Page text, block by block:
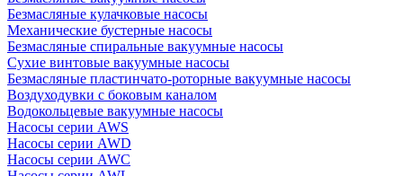
Безмасляные кулачковые насосы
Механические бустерные насосы
Безмасляные спиральные вакуумные насосы
Сухие винтовые вакуумные насосы
Безмасляные пластинчато-роторные вакуумные насосы
Воздуходувки с боковым каналом
Водокольцевые вакуумные насосы
Насосы серии AWS
Насосы серии AWD
Насосы серии AWC